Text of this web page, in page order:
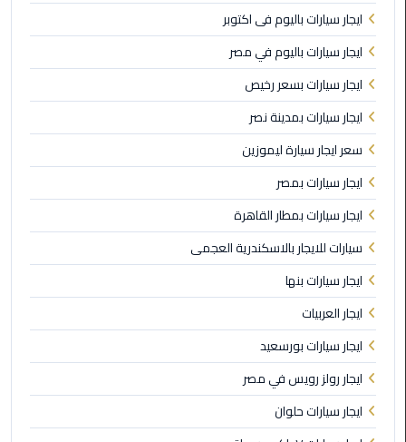
ليموزين
الساحل
الشمالي
خدمة
اهلا
مطار
القاهرة
ليموزين
ليموزين
مرسيدس
أسعار
توصيل
مطار
برج
العرب
ايجار سيارات باليوم فى اكتوبر
ايجار سيارات باليوم في مصر
ايجار سيارات بسعر رخيص
ايجار سيارات بمدينة نصر
سعر ايجار سيارة ليموزين
ايجار سيارات بمصر
ايجار سيارات بمطار القاهرة
سيارات للايجار بالاسكندرية العجمى
ايجار سيارات بنها
ايجار العربيات
ايجار سيارات بورسعيد
ايجار رولز رويس في مصر
ايجار سيارات حلوان